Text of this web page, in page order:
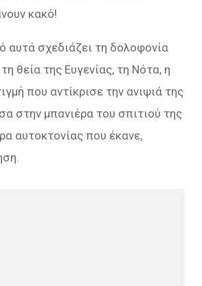
κακό!
αυτά σχεδιάζει τη δολοφονία
θεία της Ευγενίας, τη Νότα, η
που αντίκρισε την ανιψιά της
στην μπανιέρα του σπιτιού της
αυτοκτονίας που έκανε,